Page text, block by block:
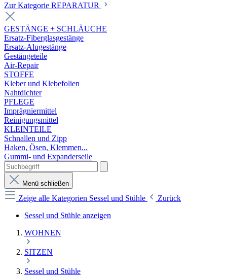
Zur Kategorie REPARATUR
GESTÄNGE + SCHLÄUCHE
Ersatz-Fiberglasgestänge
Ersatz-Alugestänge
Gestängeteile
Air-Repair
STOFFE
Kleber und Klebefolien
Nahtdichter
PFLEGE
Imprägniermittel
Reinigungsmittel
KLEINTEILE
Schnallen und Zipp
Haken, Ösen, Klemmen...
Gummi- und Expanderseile
Menü schließen
Zeige alle Kategorien Sessel und Stühle
Zurück
Sessel und Stühle anzeigen
WOHNEN
SITZEN
Sessel und Stühle